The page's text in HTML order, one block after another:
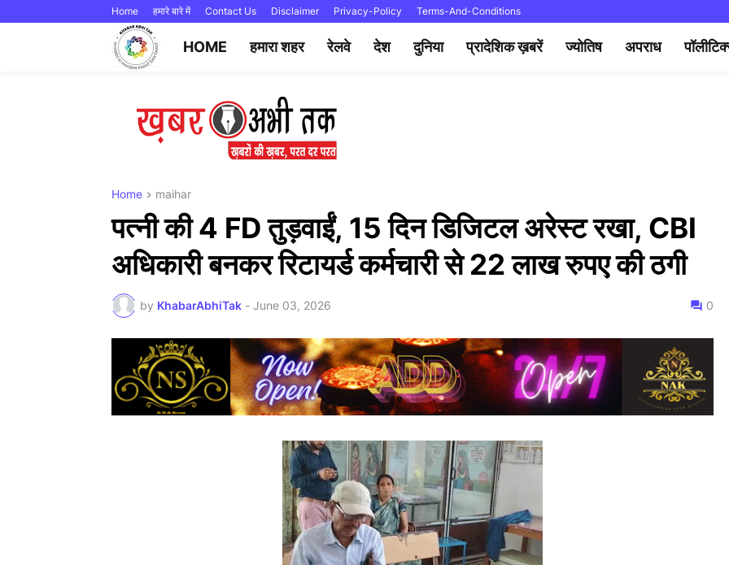
Home हमारे बारे में Contact Us Disclaimer Privacy-Policy Terms-And-Conditions
HOME हमारा शहर रेलवे देश दुनिया प्रादेशिक ख़बरें ज्योतिष अपराध
Home maihar
पत्नी की 4 FD तुड़वाईं, 15 दिन डिजिटल अरेस्ट रखा, CBI
अधिकारी बनकर रिटायर्ड कर्मचारी से 22 लाख रुपए की ठगी
by KhabarAbhiTak - June 03, 2026 0